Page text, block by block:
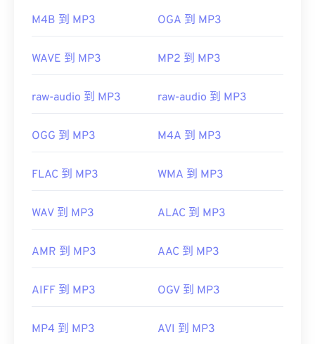
https://en.wikipedia.org/wiki/MP3
a/music-player-application-format.html
M4B 到 MP3 OGA 到 MP3
WAVE 到 MP3 MP2 到 MP3
raw-audio 到 MP3 raw-audio 到 MP3
OGG 到 MP3 M4A 到 MP3
FLAC 到 MP3 WMA 到 MP3
WAV 到 MP3 ALAC 到 MP3
AMR 到 MP3 AAC 到 MP3
AIFF 到 MP3 OGV 到 MP3
MP4 到 MP3 AVI 到 MP3